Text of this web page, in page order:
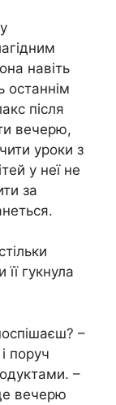
навіть
останнім
після
вечерю,
уроки з
у неї не
за
гукнула
–
поруч
–
вечерю